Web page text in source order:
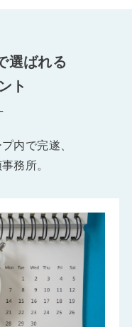
選ばれる
ト
内で完遂、
務所。